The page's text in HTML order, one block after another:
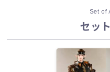
Set of
セッ